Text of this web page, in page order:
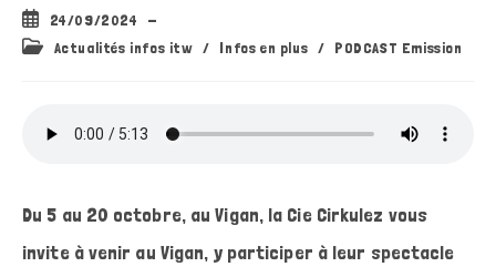
Publication
publiée :
24/09/2024
PostActualités infos itw / Infos en plus / PODCAST Emission
Du 5 au 20 octobre, au Vigan, la Cie Cirkulez vous
invite à venir au Vigan, y participer à leur spectacle